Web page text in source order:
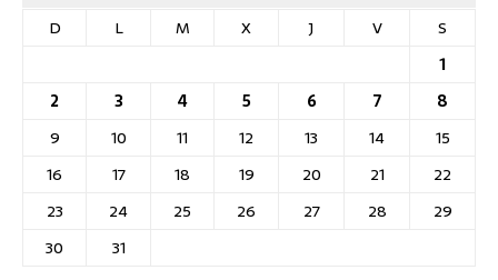
D
L M X J V
S
1
2
3 4 5 6 7
8
9
10 11 12 13 14
15
16
17 18 19 20 21
22
23
24 25 26 27 28
29
30
31